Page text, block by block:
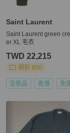
Saint Laurent
Saint Laurent green
er XL 毛衣
TWD 22,215
現折 800
全新品 香港 免